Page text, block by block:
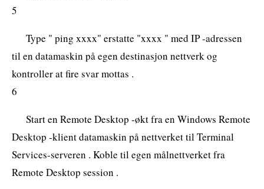
5
Type " ping xxxx" erstatte "xxxx " med IP -adressen
til en datamaskin på egen destinasjon nettverk og
kontroller at fire svar mottas .
6
Start en Remote Desktop -økt fra en Windows Remote
Desktop -klient datamaskin på nettverket til Terminal
Services-serveren . Koble til egen målnettverket fra
Remote Desktop session .